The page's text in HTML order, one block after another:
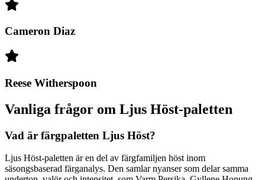
Cameron Diaz
Reese Witherspoon
Vanliga frågor om Ljus Höst-paletten
Vad är färgpaletten Ljus Höst?
Ljus Höst-paletten är en del av färgfamiljen höst inom
säsongsbaserad färganalys. Den samlar nyanser som delar samma